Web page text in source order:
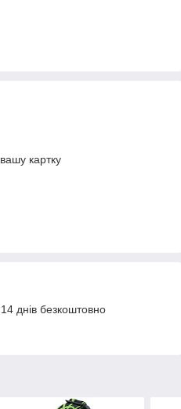
картку
днів безкоштовно